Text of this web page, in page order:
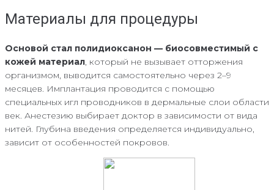
Материалы для процедуры
Основой стал полидиоксанон — биосовместимый с
кожей материал, который не вызывает отторжения
организмом, выводится самостоятельно через 2–9
месяцев. Имплантация проводится с помощью
специальных игл проводников в дермальные слои области
век. Анестезию выбирает доктор в зависимости от вида
нитей. Глубина введения определяется индивидуально,
зависит от особенностей покровов.